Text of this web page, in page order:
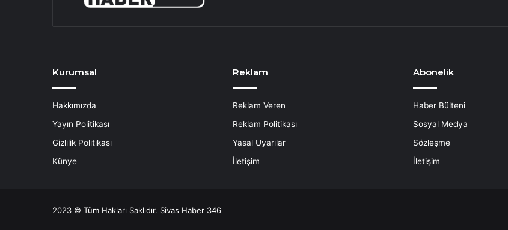
Kurumsal
Hakkımızda
Yayın Politikası
Gizlilik Politikası
Künye
Reklam
Reklam Veren
Reklam Politikası
Yasal Uyarılar
İletişim
Abonelik
Haber Bülteni
Sosyal Medya
Sözleşme
İletişim
2023 © Tüm Hakları Saklıdır. Sivas Haber 346